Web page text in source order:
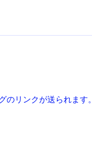
のリンクが送られます。